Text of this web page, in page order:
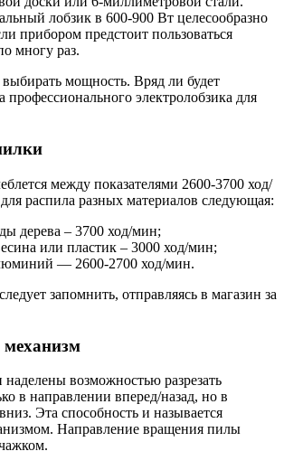
лобзик в 600-900 Вт целесообразно
прибором предстоит пользоваться
многу раз.
мощность. Вряд ли будет
профессионального электролобзика для
между показателями 2600-3700 ход/
распила разных материалов следующая:
дерева – 3700 ход/мин;
или пластик – 3000 ход/мин;
— 2600-2700 ход/мин.
запомнить, отправляясь в магазин за
возможностью разрезать
в направлении вперед/назад, но в
Эта способность и называется
Направление вращения пилы